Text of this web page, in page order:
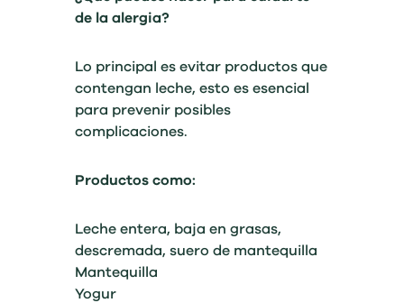
de la alergia?
Lo principal es evitar productos que
contengan leche, esto es esencial
para prevenir posibles
complicaciones.
Productos como:
Leche entera, baja en grasas,
descremada, suero de mantequilla
Mantequilla
Yogur